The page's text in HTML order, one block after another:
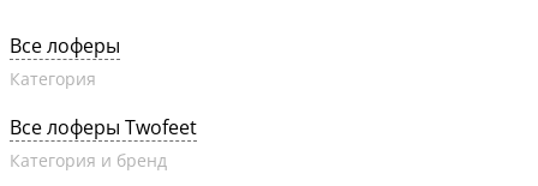
Все лоферы
Категория
Все лоферы Twofeet
Категория и бренд